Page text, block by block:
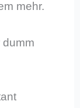
mehr.
dumm